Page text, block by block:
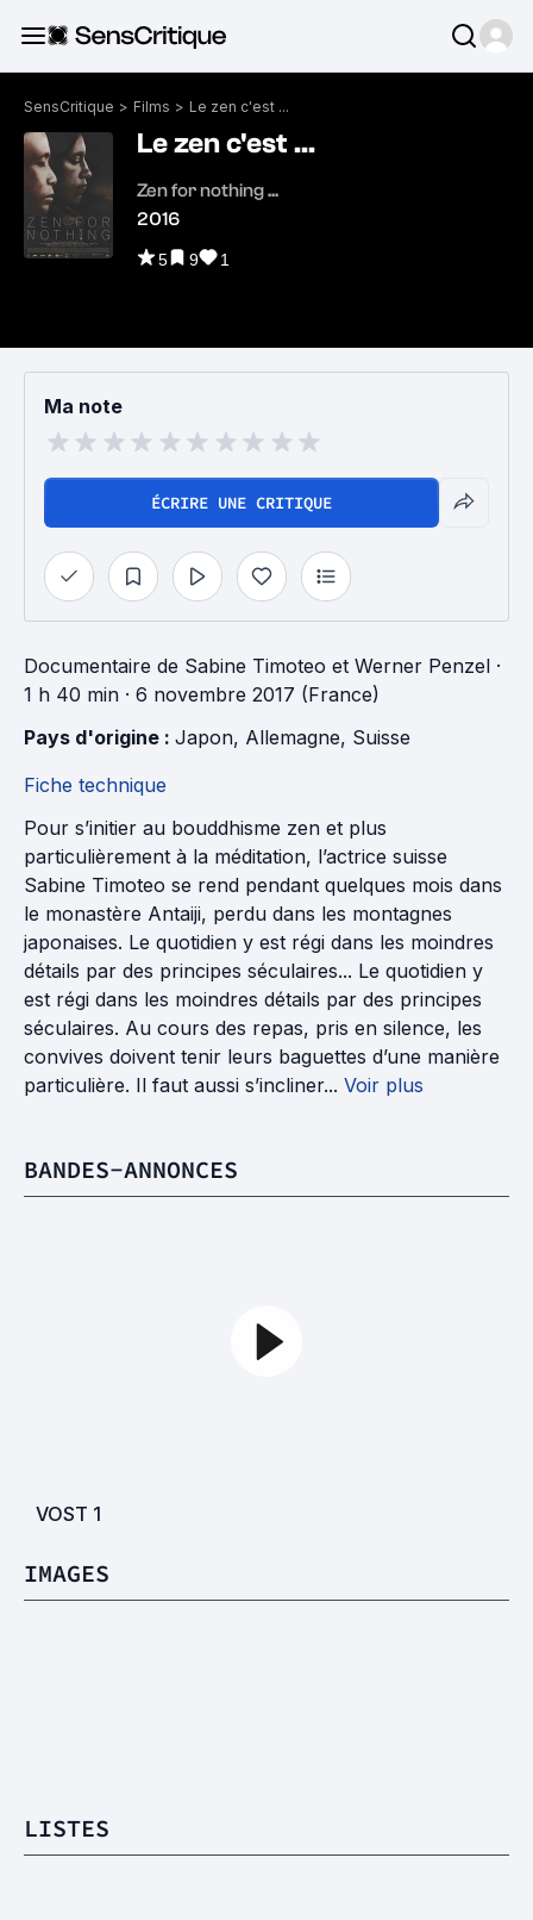
SensCritique > Films > Le zen c'est ...
Le zen c'est ...
Zen for nothing ...
2016
5 9 1
Ma note
ÉCRIRE UNE CRITIQUE
Documentaire de Sabine Timoteo et Werner Penzel ·
1 h 40 min · 6 novembre 2017 (France)
Pays d'origine : Japon, Allemagne, Suisse
Fiche technique
Pour s’initier au bouddhisme zen et plus
particulièrement à la méditation, l’actrice suisse
Sabine Timoteo se rend pendant quelques mois dans
le monastère Antaiji, perdu dans les montagnes
japonaises. Le quotidien y est régi dans les moindres
détails par des principes séculaires... Le quotidien y
est régi dans les moindres détails par des principes
séculaires. Au cours des repas, pris en silence, les
convives doivent tenir leurs baguettes d’une manière
particulière. Il faut aussi s’incliner... Voir plus
BANDES-ANNONCES
VOST 1
IMAGES
LISTES